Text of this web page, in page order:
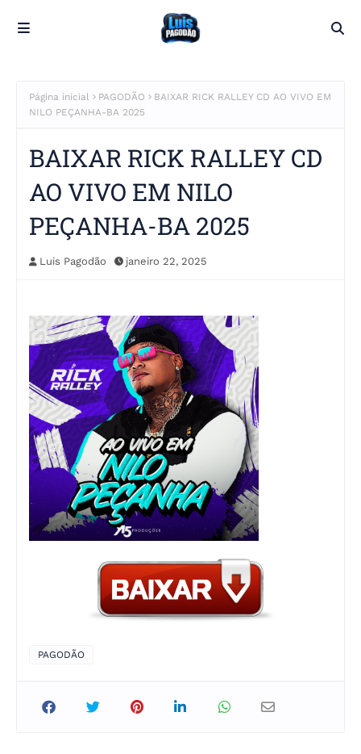
Página inicial PAGODÃO
BAIXAR RICK RALLEY CD AO VIVO EM
NILO PEÇANHA-BA 2025
BAIXAR RICK RALLEY CD
AO VIVO EM NILO
PEÇANHA-BA 2025
Luis Pagodão janeiro 22, 2025
PAGODÃO